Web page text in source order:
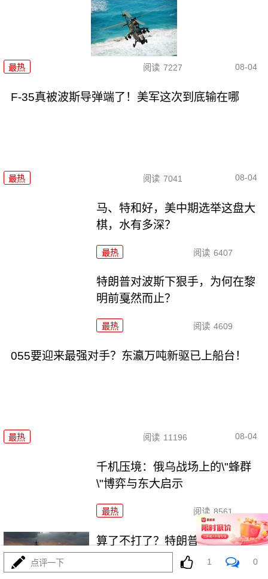
最热 阅读 7227 08-04
F-35真被波斯导弹端了！美军这次到底输在哪
最热 阅读 7041 08-04
马、特和好，美中期选举这盘大
棋，水有多深？
最热 阅读 6407
特朗普对波斯下狠手，为何在黎
明前戛然而止？
最热 阅读 4609
055要迎来最强对手？东瀛万吨新驱已上船台！
最热 阅读 11196 08-04
千机压境：俄乌战场上的\"蜂群
\"博弈与东大启示
最热 阅读 8561
算了不打了？特朗普这脚刹车，
把全世界都晃吐了
点评一下 1 0